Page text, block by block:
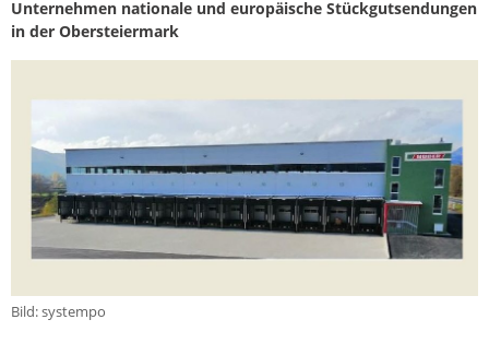
Unternehmen nationale und europäische Stückgutsendungen
in der Obersteiermark
Bild: systempo